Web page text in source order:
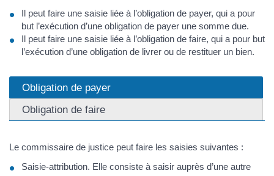
Il peut faire une saisie liée à l’obligation de payer, qui a pour
but l’exécution d’une obligation de payer une somme due.
Il peut faire une saisie liée à l’obligation de faire, qui a pour but
l’exécution d’une obligation de livrer ou de restituer un bien.
Obligation de payer
Obligation de faire
Le commissaire de justice peut faire les saisies suivantes :
Saisie-attribution. Elle consiste à saisir auprès d’une autre